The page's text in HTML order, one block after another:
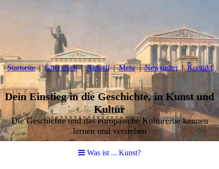
Startseite Über mich Aktuell Mehr Newsletter Kontakt
Dein Einstieg in die Geschichte, in Kunst und
Kultur
Die Geschichte und das europäische Kulturerbe kennen
lernen und verstehen
Was ist ... Kunst?